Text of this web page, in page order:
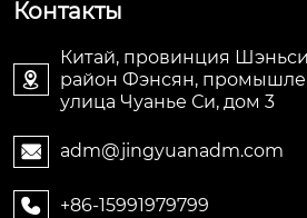
Контакты

Китай, провинция
район Фэнсян,
улица Чуанье Си, дом 3
 adm@jingyuanadm.com
 +86-15991979799